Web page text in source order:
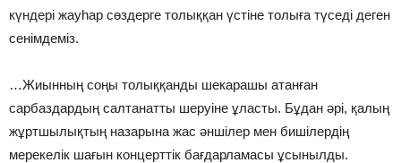
күндері жауһар сөздерге толыққан үстіне толыға түседі деген
сенімдеміз.
…Жиынның соңы толыққанды шекарашы атанған
сарбаздардың салтанатты шеруіне ұласты. Бұдан әрі, қалың
жұртшылықтың назарына жас әншілер мен бишілердің
мерекелік шағын концерттік бағдарламасы ұсынылды.